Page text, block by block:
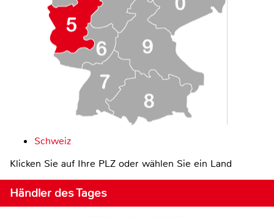
Schweiz
Klicken Sie auf Ihre PLZ oder wählen Sie ein Land
Händler des Tages